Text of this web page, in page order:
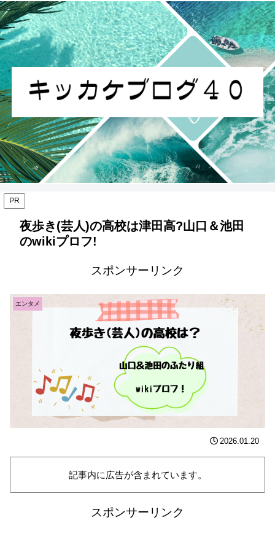
PR
夜歩き(芸人)の高校は津田高?山口＆池田
のwikiプロフ!
スポンサーリンク
エンタメ
2026.01.20
記事内に広告が含まれています。
スポンサーリンク